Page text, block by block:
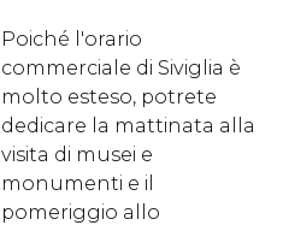
Poiché l'orario
commerciale di Siviglia è
molto esteso, potrete
dedicare la mattinata alla
visita di musei e
monumenti e il
pomeriggio allo